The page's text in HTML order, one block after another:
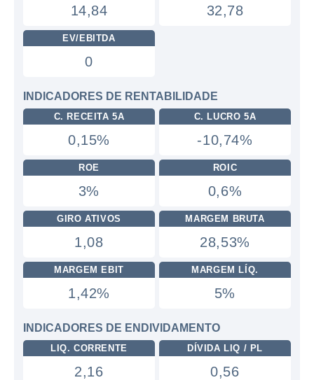
14,84 32,78
EV/EBITDA
0
INDICADORES DE RENTABILIDADE
C. RECEITA 5A
0,15%
C. LUCRO 5A
-10,74%
ROE
3%
ROIC
0,6%
GIRO ATIVOS
1,08
MARGEM BRUTA
28,53%
MARGEM EBIT
1,42%
MARGEM LÍQ.
5%
INDICADORES DE ENDIVIDAMENTO
LIQ. CORRENTE
2,16
DÍVIDA LIQ / PL
0,56